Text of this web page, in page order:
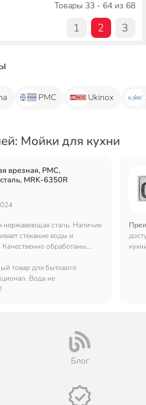
Товары 33 - 64 из 68
1 2 3
РМС Ukinox
Мойки для кухни
врезная, РМС,
MRK-6350R
нержавеющая сталь. Наличие
стекание воды и
обработаны
ровные. Не сложный
товар для бытового
Вода не
Блог